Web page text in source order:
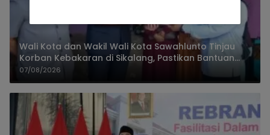
Wali Kota dan Wakil Wali Kota Sawahlunto Tinjau
Korban Kebakaran di Sikalang, Pastikan Bantuan
dan Perkuat Mitigasi Bencana
07/08/2026